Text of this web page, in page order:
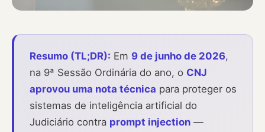
Resumo (TL;DR): Em 9 de junho de 2026,
na 9ª Sessão Ordinária do ano, o CNJ
aprovou uma nota técnica para proteger os
sistemas de inteligência artificial do
Judiciário contra prompt injection —